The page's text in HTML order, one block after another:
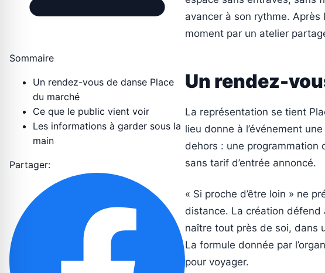
Sommaire
Un rendez-vous de danse Place
du marché
Ce que le public vient voir
Les informations à garder sous la
main
Partager:
avancer à son rythme.
moment par un atelier
Un rendez-
La représentation se tient
lieu donne à l’événement
dehors : une programmation
sans tarif d’entrée annoncé.
« Si proche d’être loin » ne
distance. La création défend
naître tout près de soi, dans
La formule donnée par
pour voyager.